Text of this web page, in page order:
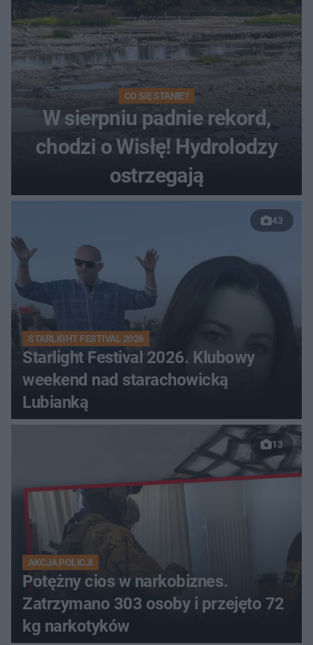
CO SIĘ STANIE?
W sierpniu padnie rekord,
chodzi o Wisłę! Hydrolodzy
ostrzegają
43
STARLIGHT FESTIVAL 2026
Starlight Festival 2026. Klubowy
weekend nad starachowicką
Lubianką
13
AKCJA POLICJI
Potężny cios w narkobiznes.
Zatrzymano 303 osoby i przejęto 72
kg narkotyków